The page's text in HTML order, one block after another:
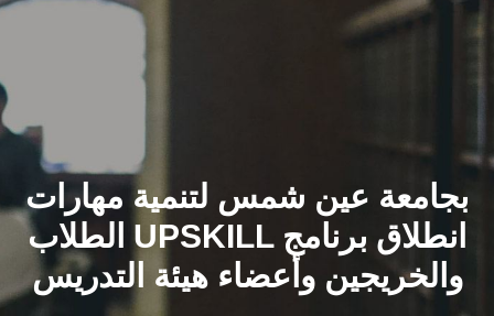
الرئيسيـة
القطاعـات
الشئون الأكاديمية
البحث العلمي
بجامعة عين شمس لتنمية مهارات
الطلاب UPSKILL انطلاق برنامج
والخريجين وأعضاء هيئة التدريس